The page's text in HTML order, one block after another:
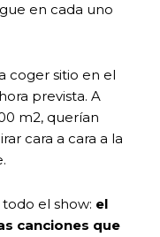
en cada uno
coger sitio en el
prevista. A
m2, querían
cara a cara a la
el show: el
canciones que